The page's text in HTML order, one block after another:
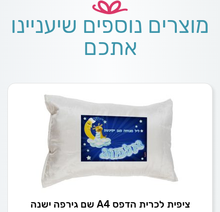
מוצרים נוספים שיעניינו
אתכם
ציפית לכרית הדפס A4 שם גירפה ישנה